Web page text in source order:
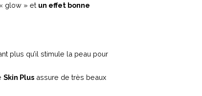
glow » et un effet bonne
plus qu’il stimule la peau pour
Skin Plus assure de très beaux